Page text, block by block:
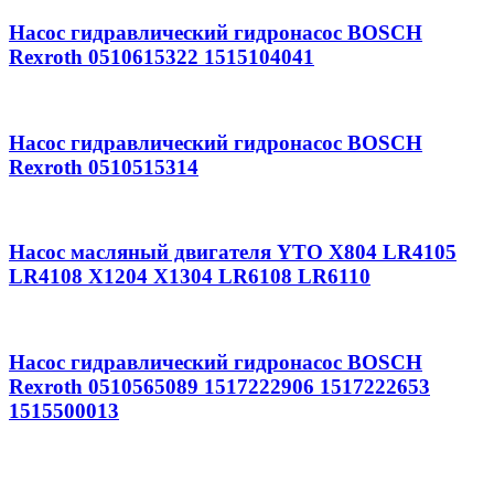
Насос гидравлический гидронасос BOSCH
Rexroth 0510615322 1515104041
Насос гидравлический гидронасос BOSCH
Rexroth 0510515314
Насос масляный двигателя YTO X804 LR4105
LR4108 X1204 X1304 LR6108 LR6110
Насос гидравлический гидронасос BOSCH
Rexroth 0510565089 1517222906 1517222653
1515500013